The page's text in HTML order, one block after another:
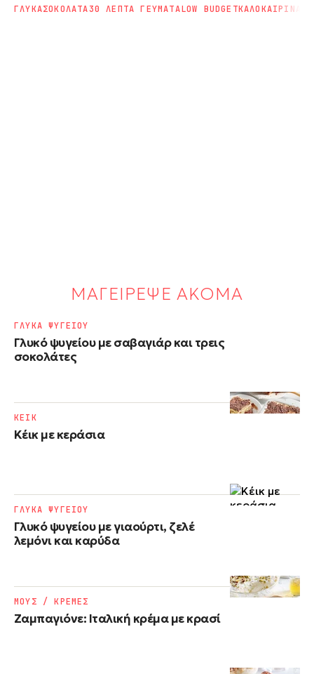
ΓΛΥΚΑΣΟΚΟΛΑΤΑ30 ΛΕΠΤΑ ΓΕΥΜΑΤΑLOW BUDGETΚΑΛΟΚΑΙΡΙΝΑ
ΜΑΓΕΙΡΕΨΕ ΑΚΟΜΑ
Γλυκό ψυγείου με σαβαγιάρ και τρεις
σοκολάτες
ΓΛΥΚΑ ΨΥΓΕΙΟΥ
Κέικ με κεράσια
ΚΕΙΚ
Γλυκό ψυγείου με γιαούρτι, ζελέ
λεμόνι και καρύδα
ΓΛΥΚΑ ΨΥΓΕΙΟΥ
Ζαμπαγιόνε: Ιταλική κρέμα με κρασί
ΜΟΥΣ / ΚΡΕΜΕΣ